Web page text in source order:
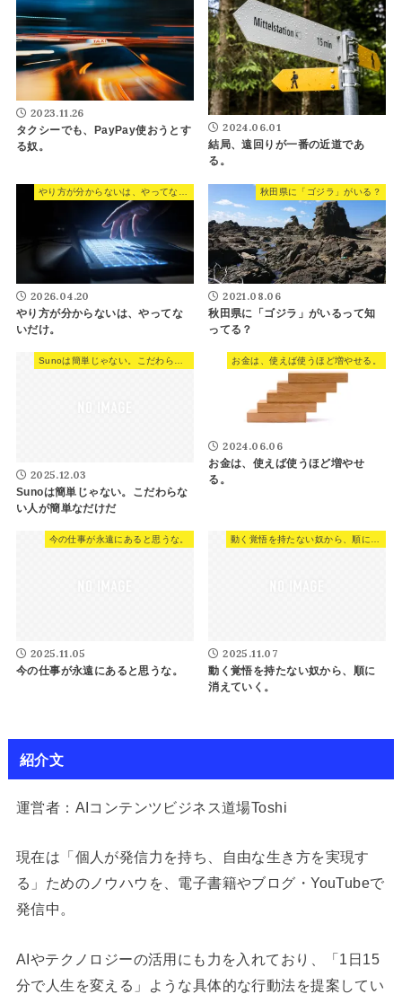
2023.11.26
タクシーでも、PayPay使おうとす
る奴。
2024.06.01
結局、遠回りが一番の近道であ
る。
やり方が分からないは、やってないだけ。
2026.04.20
やり方が分からないは、やってな
いだけ。
秋田県に「ゴジラ」がいる？
2021.08.06
秋田県に「ゴジラ」がいるって知
ってる？
Sunoは簡単じゃない。こだわらない人が簡単なだけだ。
2025.12.03
Sunoは簡単じゃない。こだわらな
い人が簡単なだけだ
お金は、使えば使うほど増やせる。
2024.06.06
お金は、使えば使うほど増やせ
る。
今の仕事が永遠にあると思うな。
2025.11.05
今の仕事が永遠にあると思うな。
2025.11.07
動く覚悟を持たない奴から、順に
消えていく。
紹介文
運営者：AIコンテンツビジネス道場Toshi
現在は「個人が発信力を持ち、自由な生き方を実現す
る」ためのノウハウを、電子書籍やブログ・YouTubeで
発信中。
AIやテクノロジーの活用にも力を入れており、「1日15
分で人生を変える」ような具体的な行動法を提案してい